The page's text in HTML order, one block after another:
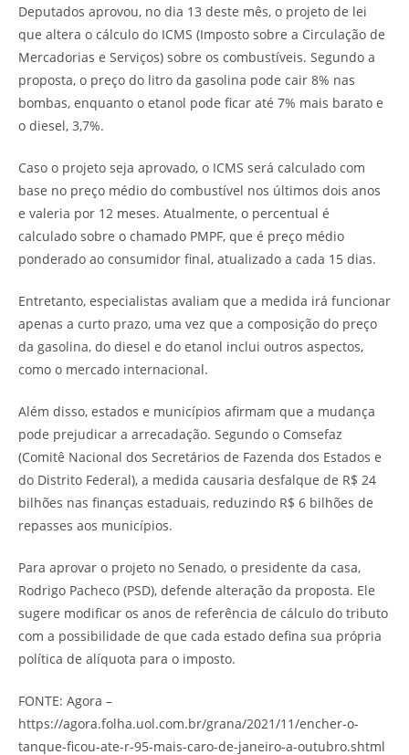
Deputados aprovou, no dia 13 deste mês, o projeto de lei
que altera o cálculo do ICMS (Imposto sobre a Circulação de
Mercadorias e Serviços) sobre os combustíveis. Segundo a
proposta, o preço do litro da gasolina pode cair 8% nas
bombas, enquanto o etanol pode ficar até 7% mais barato e
o diesel, 3,7%.
Caso o projeto seja aprovado, o ICMS será calculado com
base no preço médio do combustível nos últimos dois anos
e valeria por 12 meses. Atualmente, o percentual é
calculado sobre o chamado PMPF, que é preço médio
ponderado ao consumidor final, atualizado a cada 15 dias.
Entretanto, especialistas avaliam que a medida irá funcionar
apenas a curto prazo, uma vez que a composição do preço
da gasolina, do diesel e do etanol inclui outros aspectos,
como o mercado internacional.
Além disso, estados e municípios afirmam que a mudança
pode prejudicar a arrecadação. Segundo o Comsefaz
(Comitê Nacional dos Secretários de Fazenda dos Estados e
do Distrito Federal), a medida causaria desfalque de R$ 24
bilhões nas finanças estaduais, reduzindo R$ 6 bilhões de
repasses aos municípios.
Para aprovar o projeto no Senado, o presidente da casa,
Rodrigo Pacheco (PSD), defende alteração da proposta. Ele
sugere modificar os anos de referência de cálculo do tributo
com a possibilidade de que cada estado defina sua própria
política de alíquota para o imposto.
FONTE: Agora –
https://agora.folha.uol.com.br/grana/2021/11/encher-o-
tanque-ficou-ate-r-95-mais-caro-de-janeiro-a-outubro.shtml